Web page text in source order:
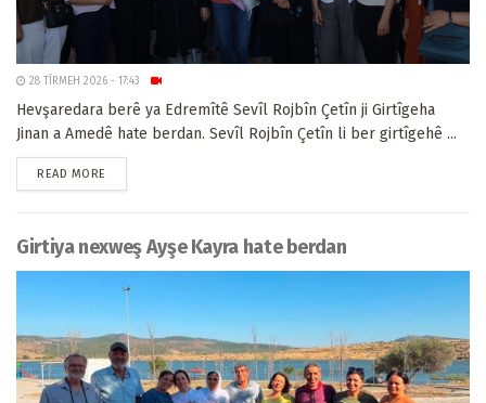
28 TÎRMEH 2026 - 17:43
Hevşaredara berê ya Edremîtê Sevîl Rojbîn Çetîn ji Girtîgeha
Jinan a Amedê hate berdan. Sevîl Rojbîn Çetîn li ber girtîgehê ...
READ MORE
Girtiya nexweş Ayşe Kayra hate berdan